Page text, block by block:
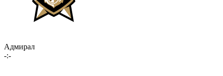
Адмирал
-:-